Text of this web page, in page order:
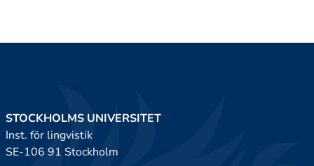
STOCKHOLMS UNIVERSITET
Inst. för lingvistik
SE-106 91 Stockholm